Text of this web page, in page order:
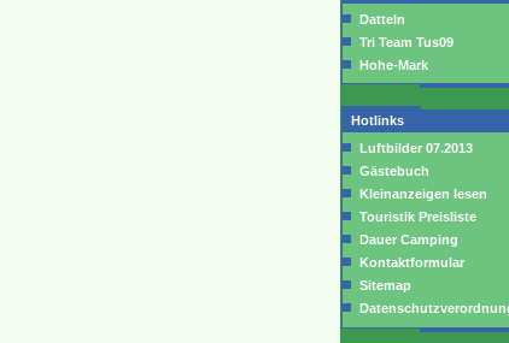
Datteln
Tri Team Tus09
Hohe-Mark
Hotlinks
Luftbilder 07.2013
Gästebuch
Kleinanzeigen lesen
Touristik Preisliste
Dauer Camping
Kontaktformular
Sitemap